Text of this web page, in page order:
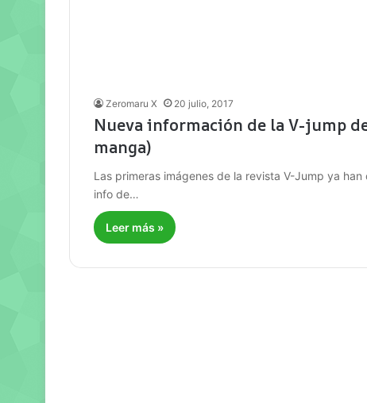
Zeromaru X 20 julio, 2017
Nueva información de la V-jump
manga)
Las primeras imágenes de la revista V-Jump ya
info de…
Leer más »